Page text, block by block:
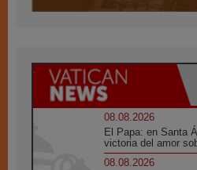
08.08.2026
El Papa: en Santa
victoria del amor
08.08.2026